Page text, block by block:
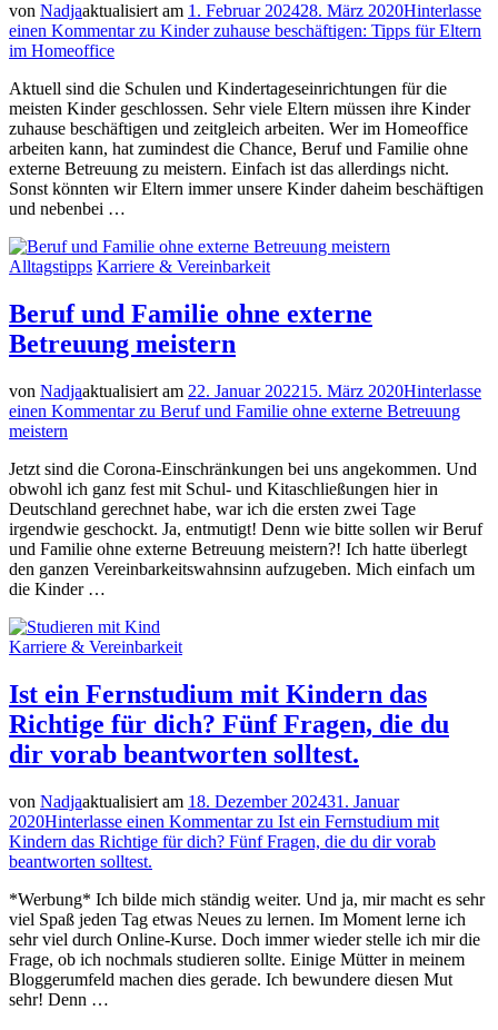
von Nadjaaktualisiert am 1. Februar 202428. März 2020Hinterlasse
einen Kommentarzu Kinder zuhause beschäftigen: Tipps für Eltern
im Homeoffice
Aktuell sind die Schulen und Kindertageseinrichtungen für die
meisten Kinder geschlossen. Sehr viele Eltern müssen ihre Kinder
zuhause beschäftigen und zeitgleich arbeiten. Wer im Homeoffice
arbeiten kann, hat zumindest die Chance, Beruf und Familie ohne
externe Betreuung zu meistern. Einfach ist das allerdings nicht.
Sonst könnten wir Eltern immer unsere Kinder daheim beschäftigen
und nebenbei …
Alltagstipps Karriere & Vereinbarkeit
Beruf und Familie ohne externe
Betreuung meistern
von Nadjaaktualisiert am 22. Januar 202215. März 2020Hinterlasse
einen Kommentarzu Beruf und Familie ohne externe Betreuung
meistern
Jetzt sind die Corona-Einschränkungen bei uns angekommen. Und
obwohl ich ganz fest mit Schul- und Kitaschließungen hier in
Deutschland gerechnet habe, war ich die ersten zwei Tage
irgendwie geschockt. Ja, entmutigt! Denn wie bitte sollen wir Beruf
und Familie ohne externe Betreuung meistern?! Ich hatte überlegt
den ganzen Vereinbarkeitswahnsinn aufzugeben. Mich einfach um
die Kinder …
Karriere & Vereinbarkeit
Ist ein Fernstudium mit Kindern das
Richtige für dich? Fünf Fragen, die du
dir vorab beantworten solltest.
von Nadjaaktualisiert am 18. Dezember 202431. Januar
2020Hinterlasse einen Kommentarzu Ist ein Fernstudium mit
Kindern das Richtige für dich? Fünf Fragen, die du dir vorab
beantworten solltest.
*Werbung* Ich bilde mich ständig weiter. Und ja, mir macht es sehr
viel Spaß jeden Tag etwas Neues zu lernen. Im Moment lerne ich
sehr viel durch Online-Kurse. Doch immer wieder stelle ich mir die
Frage, ob ich nochmals studieren sollte. Einige Mütter in meinem
Bloggerumfeld machen dies gerade. Ich bewundere diesen Mut
sehr! Denn …